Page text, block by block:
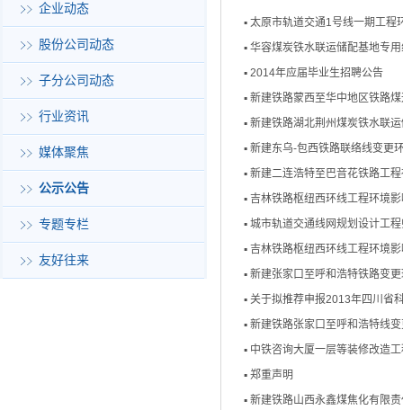
企业动态
股份公司动态
子分公司动态
行业资讯
媒体聚焦
公示公告
专题专栏
友好往来
▪ 太原市轨道交通1号线一期工程
▪ 华容煤炭铁水联运储配基地专
▪ 2014年应届毕业生招聘公告
▪ 新建铁路蒙西至华中地区铁路
▪ 新建铁路湖北荆州煤炭铁水联
▪ 新建东乌-包西铁路联络线变更
▪ 新建二连浩特至巴音花铁路工
▪ 吉林铁路枢纽西环线工程环境
▪ 城市轨道交通线网规划设计工
▪ 吉林铁路枢纽西环线工程环境
▪ 新建张家口至呼和浩特铁路变
▪ 关于拟推荐申报2013年四川省
▪ 新建铁路张家口至呼和浩特线
▪ 中铁咨询大厦一层等装修改造
▪ 郑重声明
▪ 新建铁路山西永鑫煤焦化有限